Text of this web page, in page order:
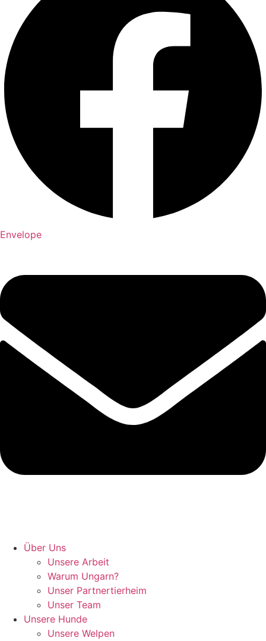
Envelope
Über Uns
Unsere Arbeit
Warum Ungarn?
Unser Partnertierheim
Unser Team
Unsere Hunde
Unsere Welpen